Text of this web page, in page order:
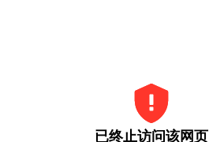
已终止访问该网页